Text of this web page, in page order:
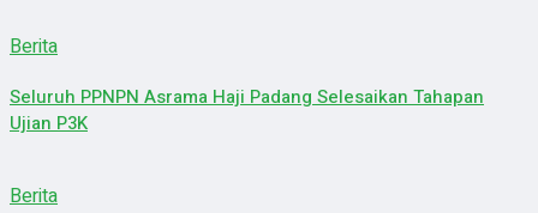
Berita
Seluruh PPNPN Asrama Haji Padang Selesaikan Tahapan
Ujian P3K
Berita